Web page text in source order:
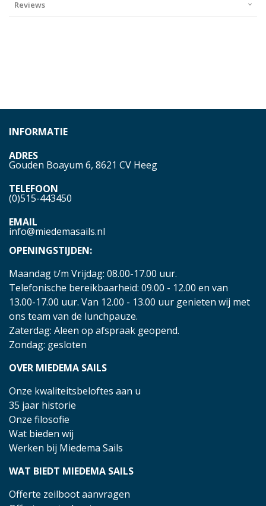
Reviews
INFORMATIE
ADRES
Gouden Boayum 6, 8621 CV Heeg
TELEFOON
(0)515-443450
EMAIL
info@miedemasails.nl
OPENINGSTIJDEN:
Maandag t/m Vrijdag: 08.00-17.00 uur.
Telefonische bereikbaarheid: 09.00 - 12.00 en van
13.00-17.00 uur. Van 12.00 - 13.00 uur genieten wij met
ons team van de lunchpauze.
Zaterdag: Aleen op afspraak geopend.
Zondag: gesloten
OVER MIEDEMA SAILS
Onze kwaliteitsbeloftes aan u
35 jaar historie
Onze filosofie
Wat bieden wij
Werken bij Miedema Sails
WAT BIEDT MIEDEMA SAILS
Offerte zeilboot aanvragen